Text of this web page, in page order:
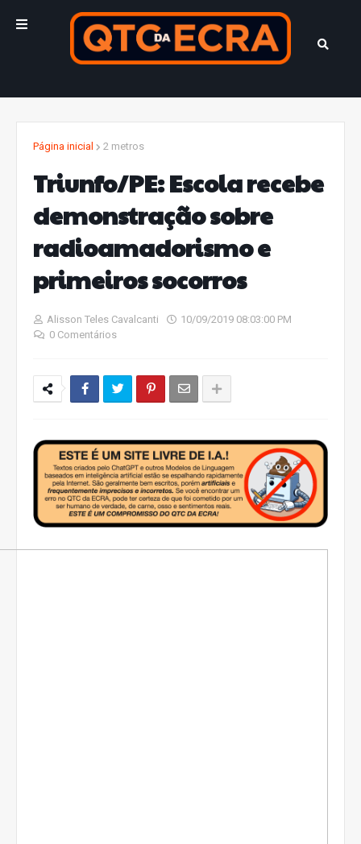
Página inicial 2 metros
Triunfo/PE: Escola recebe
demonstração sobre
radioamadorismo e
primeiros socorros
Alisson Teles Cavalcanti
10/09/2019 08:03:00 PM
0 Comentários